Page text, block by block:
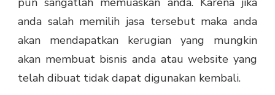
anda salah memilih jasa tersebut maka anda
akan mendapatkan kerugian yang mungkin
akan membuat bisnis anda atau website yang
telah dibuat tidak dapat digunakan kembali.